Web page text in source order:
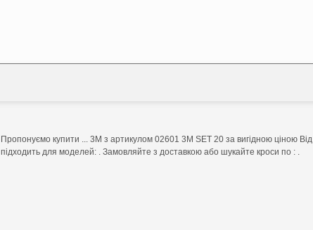
Пропонуємо купити ... 3M з артикулом 02601 3M SET 20 за вигідною ціною Від
підходить для моделей: . Замовляйте з доставкою або шукайте кроси по : .